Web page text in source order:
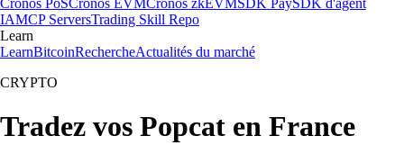
Cronos PoSCronos EVMCronos zkEVMSDK PaySDK d'agent
IAMCP ServersTrading Skill Repo
Learn
LearnBitcoinRechercheActualités du marché
CRYPTO
Tradez vos Popcat en France